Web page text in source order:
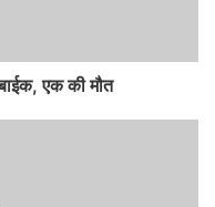
एक की मौत